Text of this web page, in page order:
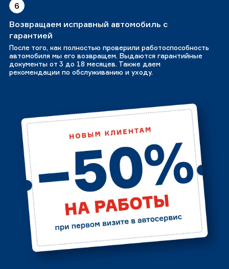
6
Возвращаем исправный автомобиль с
гарантией
После того, как полностью проверили работоспособность
автомобиля мы его возвращем. Выдаются гарантийные
документы от 3 до 18 месяцев. Также даем
рекомендации по обслуживанию и уходу.